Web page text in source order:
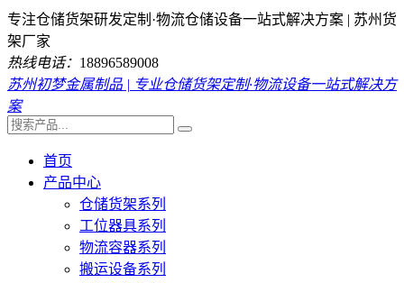
专注仓储货架研发定制·物流仓储设备一站式解决方案 | 苏州货
架厂家
热线电话： 18896589008
苏州初梦金属制品 | 专业仓储货架定制·物流设备一站式解决方
案
首页
产品中心
仓储货架系列
工位器具系列
物流容器系列
搬运设备系列